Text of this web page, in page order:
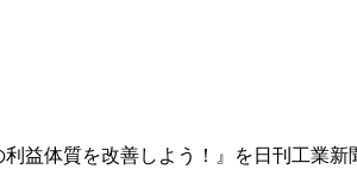
益体質を改善しよう！』を日刊工業新